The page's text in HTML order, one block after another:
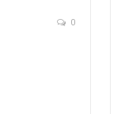
0